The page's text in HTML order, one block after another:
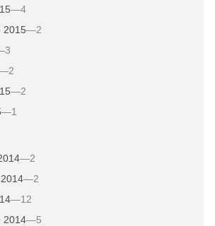
—4
2015—2
3
2
—2
—1
—2
—2
—12
2014—5